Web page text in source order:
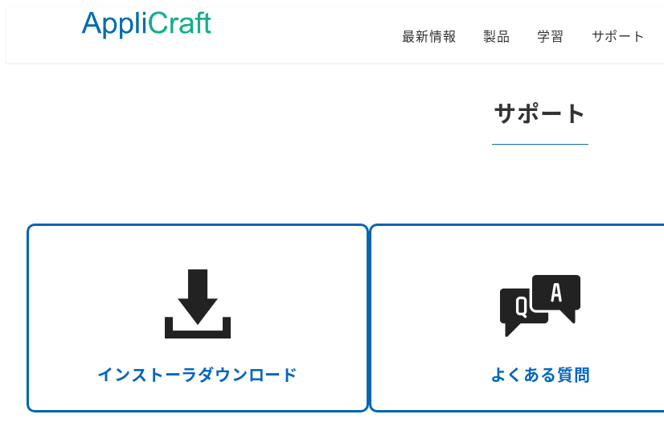
最新情報 製品 学習 サポート
サポート
インストーラダウンロード よくある質問